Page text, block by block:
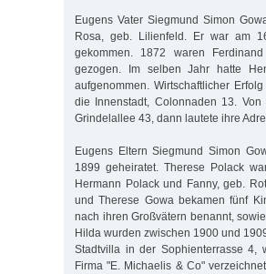
Eugens Vater Siegmund Simon
Rosa, geb. Lilienfeld. Er war am
gekommen. 1872 waren
gezogen. Im selben Jahr hatte
aufgenommen. Wirtschaftlicher
die Innenstadt, Colonnaden 13.
Grindelallee 43, dann lautete ihre
Eugens Eltern Siegmund Simon
1899 geheiratet. Therese Polack
Hermann Polack und Fanny, geb.
und Therese Gowa bekamen fünf
nach ihren Großvätern benannt,
Hilda wurden zwischen 1900 und
Stadtvilla in der Sophienterrasse 4,
Firma "E. Michaelis & Co"